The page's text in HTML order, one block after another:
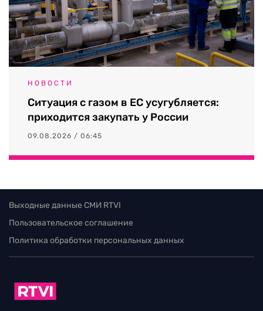
НОВОСТИ
Ситуация с газом в ЕС усугубляется:
приходится закупать у России
09.08.2026 / 06:45
Выходные данные СМИ RTVI
Пользовательское соглашение
Политика обработки персональных данных